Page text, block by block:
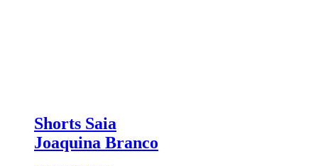
Shorts Saia
Joaquina Branco